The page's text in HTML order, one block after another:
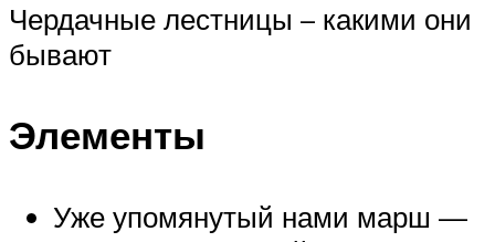
Чердачные лестницы – какими они
бывают
Элементы
Уже упомянутый нами марш —